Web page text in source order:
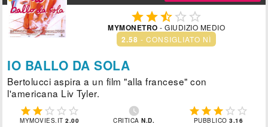
  
MYMONETRO - GIUDIZIO MEDIO
2.58 - CONSIGLIATO NÌ
IO BALLO DA SOLA
Bertolucci aspira a un film "alla francese" con
l'americana Liv Tyler.
    
MYMOVIES.IT2.00

CRITICAN.D.
    
PUBBLICO3.16